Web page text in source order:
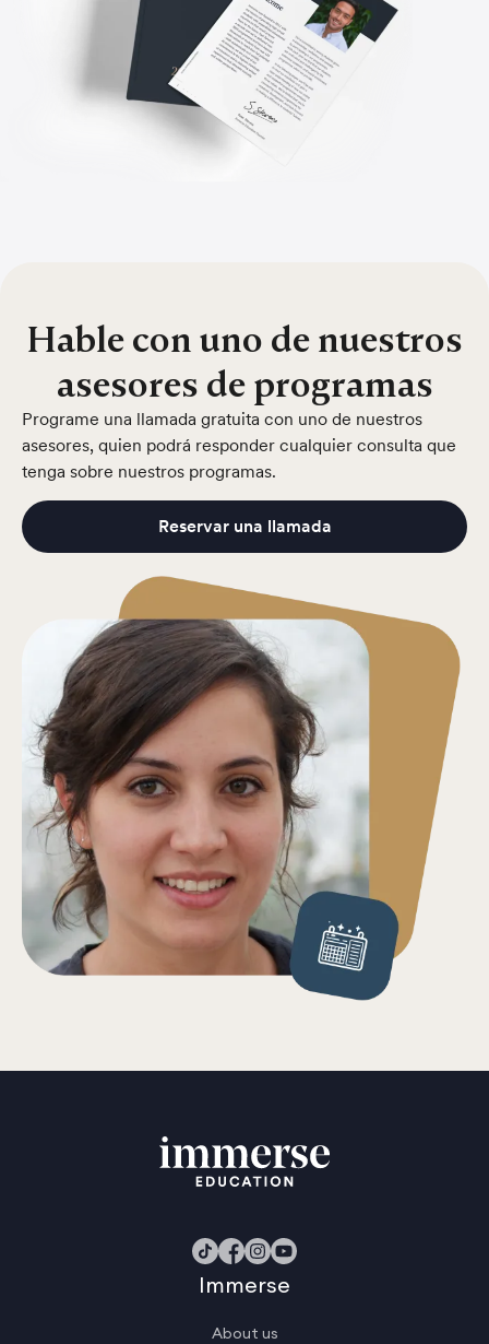
Hable con uno de nuestros
asesores de programas
Programe una llamada gratuita con uno de nuestros
asesores, quien podrá responder cualquier consulta que
tenga sobre nuestros programas.
Reservar una llamada
Immerse
About us